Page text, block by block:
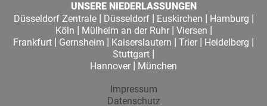
UNSERE NIEDERLASSUNGEN
Düsseldorf Zentrale| Düsseldorf| Euskirchen | Hamburg |
Köln | Mülheim an der Ruhr| Viersen |
Frankfurt | Gernsheim | Kaiserslautern | Trier | Heidelberg |
Stuttgart |
Hannover | München
Impressum
Datenschutz